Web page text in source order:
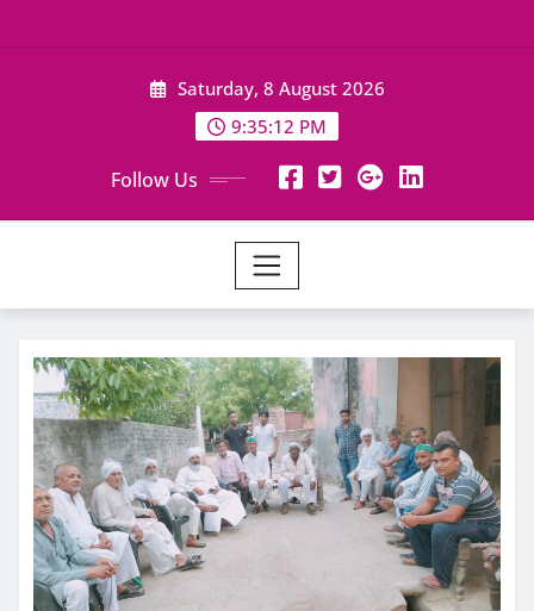
Saturday, 8 August 2026
9:35:13 PM
Follow Us